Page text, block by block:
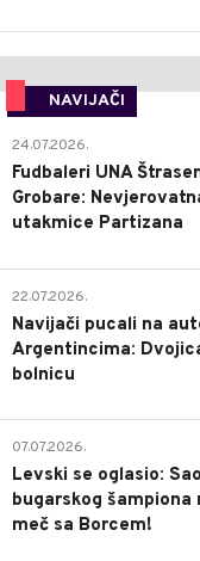
NAVIJAČI
24.07.2026.
Fudbaleri UNA
Grobare:
utakmice Partizana
22.07.2026.
Navijači pucali na
Argentincima:
bolnicu
07.07.2026.
Levski se oglasio:
bugarskog
meč sa Borcem!